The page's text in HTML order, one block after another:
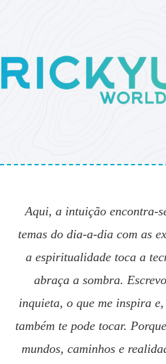
Aqui, a intuição encontra-
temas do dia-a-dia com as
a espiritualidade toca a
abraça a sombra.
inquieta, o que me inspira
também te pode tocar.
mundos, caminhos e